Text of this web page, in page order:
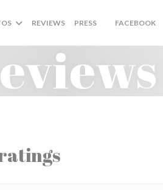
REVIEWS PRESS
((OPENS IN A
FACEBOOK